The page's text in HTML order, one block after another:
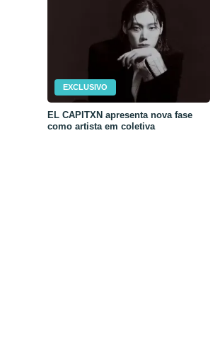
EXCLUSIVO
EL CAPITXN apresenta nova fase
como artista em coletiva